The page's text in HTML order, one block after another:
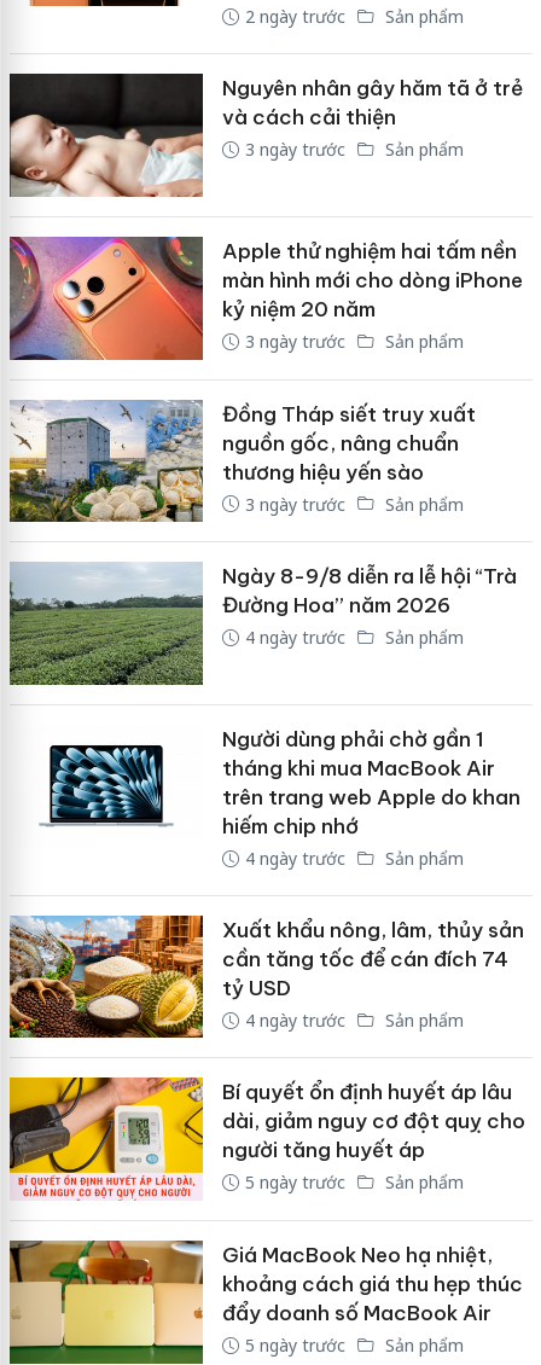
2 ngày trước Sản phẩm
Nguyên nhân gây hăm tã ở trẻ
và cách cải thiện
3 ngày trước Sản phẩm
Apple thử nghiệm hai tấm nền
màn hình mới cho dòng iPhone
kỷ niệm 20 năm
3 ngày trước Sản phẩm
Đồng Tháp siết truy xuất
nguồn gốc, nâng chuẩn
thương hiệu yến sào
3 ngày trước Sản phẩm
Ngày 8-9/8 diễn ra lễ hội “Trà
Đường Hoa” năm 2026
4 ngày trước Sản phẩm
Người dùng phải chờ gần 1
tháng khi mua MacBook Air
trên trang web Apple do khan
hiếm chip nhớ
4 ngày trước Sản phẩm
Xuất khẩu nông, lâm, thủy sản
cần tăng tốc để cán đích 74
tỷ USD
4 ngày trước Sản phẩm
Bí quyết ổn định huyết áp lâu
dài, giảm nguy cơ đột quỵ cho
người tăng huyết áp
5 ngày trước Sản phẩm
Giá MacBook Neo hạ nhiệt,
khoảng cách giá thu hẹp thúc
đẩy doanh số MacBook Air
5 ngày trước Sản phẩm